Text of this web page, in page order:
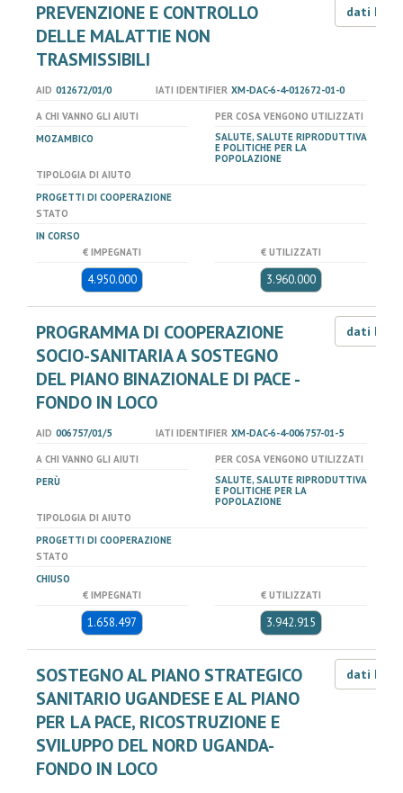
PREVENZIONE E CONTROLLO
DELLE MALATTIE NON
TRASMISSIBILI
dati LOD
AID 012672/01/0 IATI IDENTIFIER XM-DAC-6-4-012672-01-0
A CHI VANNO GLI AIUTI
MOZAMBICO
PER COSA VENGONO UTILIZZATI
SALUTE, SALUTE RIPRODUTTIVA
E POLITICHE PER LA
POPOLAZIONE
TIPOLOGIA DI AIUTO
PROGETTI DI COOPERAZIONE
STATO
IN CORSO
€ IMPEGNATI
4.950.000
€ UTILIZZATI
3.960.000
PROGRAMMA DI COOPERAZIONE
SOCIO-SANITARIA A SOSTEGNO
DEL PIANO BINAZIONALE DI PACE -
FONDO IN LOCO
dati LOD
AID 006757/01/5 IATI IDENTIFIER XM-DAC-6-4-006757-01-5
A CHI VANNO GLI AIUTI
PERÙ
PER COSA VENGONO UTILIZZATI
SALUTE, SALUTE RIPRODUTTIVA
E POLITICHE PER LA
POPOLAZIONE
TIPOLOGIA DI AIUTO
PROGETTI DI COOPERAZIONE
STATO
CHIUSO
€ IMPEGNATI
1.658.497
€ UTILIZZATI
3.942.915
SOSTEGNO AL PIANO STRATEGICO
SANITARIO UGANDESE E AL PIANO
PER LA PACE, RICOSTRUZIONE E
SVILUPPO DEL NORD UGANDA-
FONDO IN LOCO
dati LOD